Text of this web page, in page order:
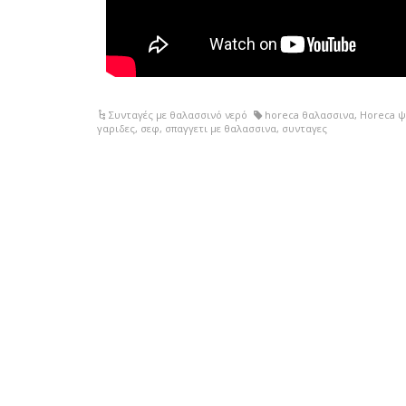
Συνταγές με θαλασσινό νερό horeca θαλασσινα, Horeca
γαριδες, σεφ, σπαγγετι με θαλασσινα, συνταγες